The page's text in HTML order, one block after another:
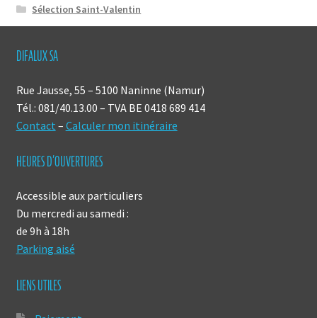
Sélection Saint-Valentin
DIFALUX SA
Rue Jausse, 55 – 5100 Naninne (Namur)
Tél.: 081/40.13.00 – TVA BE 0418 689 414
Contact – Calculer mon itinéraire
HEURES D’OUVERTURES
Accessible aux particuliers
Du mercredi au samedi :
de 9h à 18h
Parking aisé
LIENS UTILES